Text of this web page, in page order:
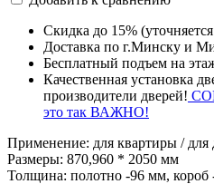
Скидка до 15%
Доставка по г.Минску и
Бесплатный подъем на
Качественная установка
производители дверей!
это так ВАЖНО!
Применение: для квартиры / для
Размеры: 870,960 * 2050 мм
Толщина: полотно -96 мм, короб